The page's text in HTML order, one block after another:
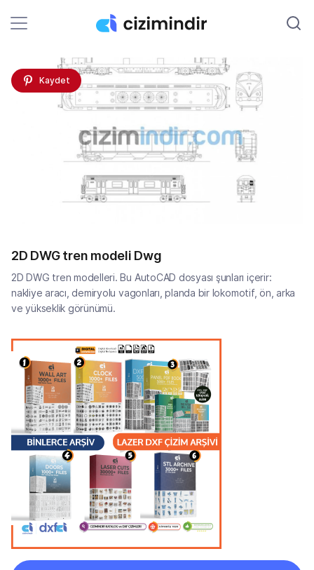
Kaydet
2D DWG tren modeli Dwg
2D DWG tren modelleri. Bu AutoCAD dosyası şunları içerir:
nakliye aracı, demiryolu vagonları, planda bir lokomotif, ön, arka
ve yükseklik görünümü.